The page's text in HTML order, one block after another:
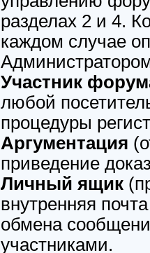
разделах 2 и 4.
каждом случае
Участник
любой
процедуры
Аргументация
приведение
Личный ящик
внутренняя
обмена
участниками.